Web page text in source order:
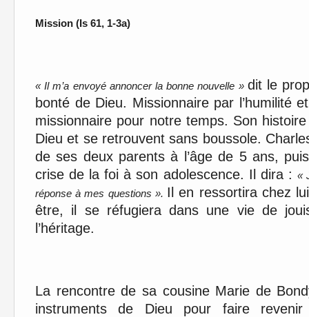
Mission (Is 61, 1-3a)
« Il m’a envoyé annoncer la bonne nouvelle » dit le
bonté de Dieu. Missionnaire par l’humilité
missionnaire pour notre temps. Son
Dieu et se retrouvent sans boussole.
de ses deux parents à l’âge de 5 ans,
crise de la foi à son adolescence. Il dira : «
réponse à mes questions ». Il en ressortira chez
être, il se réfugiera dans une vie de
l’héritage.
La rencontre de sa cousine Marie de
instruments de Dieu pour faire